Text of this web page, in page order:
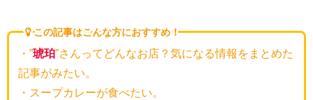
この記事はこんな方におすすめ！
・”琥珀”さんってどんなお店？気になる情報をまとめた
記事がみたい。
・スープカレーが食べたい。